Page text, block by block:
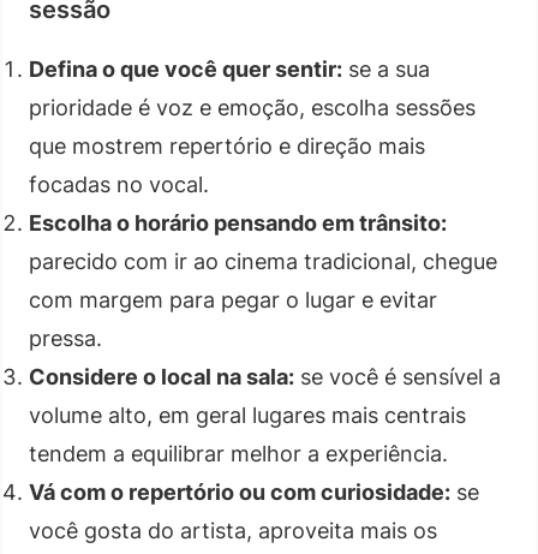
sessão
Defina o que você quer sentir: se a sua
prioridade é voz e emoção, escolha sessões
que mostrem repertório e direção mais
focadas no vocal.
Escolha o horário pensando em trânsito:
parecido com ir ao cinema tradicional, chegue
com margem para pegar o lugar e evitar
pressa.
Considere o local na sala: se você é sensível a
volume alto, em geral lugares mais centrais
tendem a equilibrar melhor a experiência.
Vá com o repertório ou com curiosidade: se
você gosta do artista, aproveita mais os